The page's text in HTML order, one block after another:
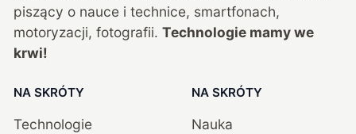
piszący o nauce i technice, smartfonach,
motoryzacji, fotografii. Technologie mamy we
krwi!
NA SKRÓTY
Technologie
NA SKRÓTY
Nauka